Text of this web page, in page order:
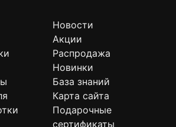
Новости
Акции
Распродажа
Новинки
База знаний
Карта сайта
Подарочные
сертификаты